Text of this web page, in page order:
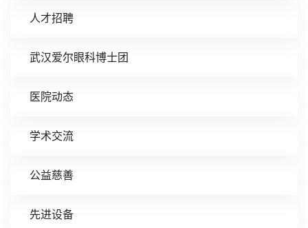
人才招聘
武汉爱尔眼科博士团
医院动态
学术交流
公益慈善
先进设备